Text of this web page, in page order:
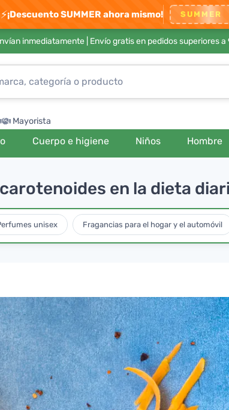
⚡¡Descuento SUMMER ahora mismo! SUMMER
inmediatamente | Envío gratis en pedidos superiores a
Mayorista
Cuerpo e higiene Niños Hombre
en la dieta
unisex Fragancias para el hogar y el automóvil